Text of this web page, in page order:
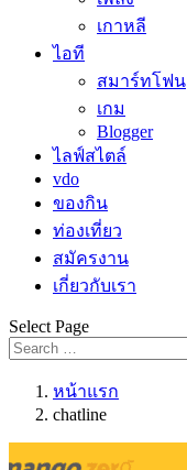
เกาหลี
ไอที
สมาร์ทโฟน
เกม
Blogger
ไลฟ์สไตล์
vdo
ของกิน
ท่องเที่ยว
สมัครงาน
เกี่ยวกับเรา
Select Page
หน้าแรก
chatline